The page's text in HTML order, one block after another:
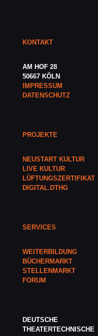
KONTAKT
AM HOF 28
50667 KÖLN
IMPRESSUM
DATENSCHUTZ
PROJEKTE
NEUSTART KULTUR
LIVE KULTUR
LÜFTUNGSZERTIFIKAT
DIGITAL.DTHG
SERVICES
WEITERBILDUNG
BÜCHERMARKT
STELLENMARKT
FORUM
DEUTSCHE
THEATERTECHNISCHE